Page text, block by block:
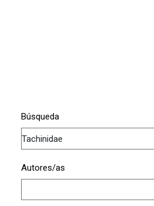
Búsqueda
Autores/as